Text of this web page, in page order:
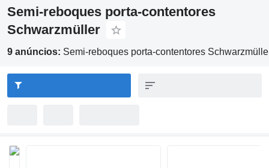
Semi-reboques porta-contentores
Schwarzmüller
9 anúncios: Semi-reboques porta-contentores